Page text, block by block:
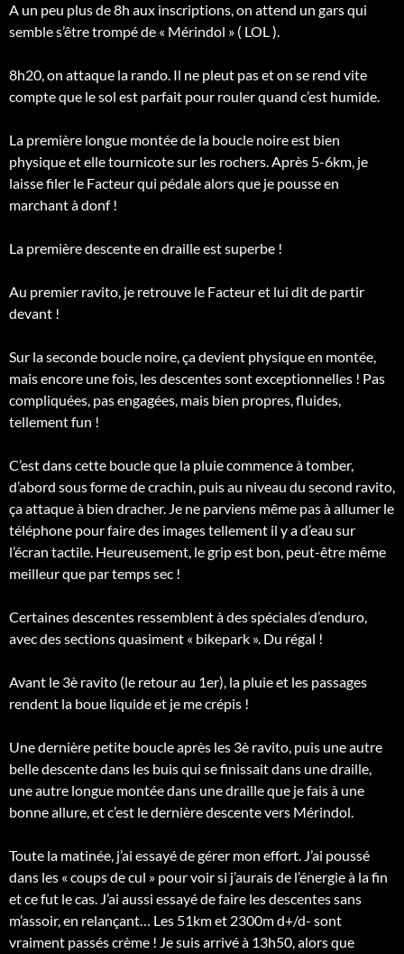
A un peu plus de 8h aux inscriptions, on attend un gars qui
semble s’être trompé de « Mérindol » ( LOL ).
8h20, on attaque la rando. Il ne pleut pas et on se rend vite
compte que le sol est parfait pour rouler quand c’est humide.
La première longue montée de la boucle noire est bien
physique et elle tournicote sur les rochers. Après 5-6km, je
laisse filer le Facteur qui pédale alors que je pousse en
marchant à donf !
La première descente en draille est superbe !
Au premier ravito, je retrouve le Facteur et lui dit de partir
devant !
Sur la seconde boucle noire, ça devient physique en montée,
mais encore une fois, les descentes sont exceptionnelles ! Pas
compliquées, pas engagées, mais bien propres, fluides,
tellement fun !
C’est dans cette boucle que la pluie commence à tomber,
d’abord sous forme de crachin, puis au niveau du second ravito,
ça attaque à bien dracher. Je ne parviens même pas à allumer le
téléphone pour faire des images tellement il y a d’eau sur
l’écran tactile. Heureusement, le grip est bon, peut-être même
meilleur que par temps sec !
Certaines descentes ressemblent à des spéciales d’enduro,
avec des sections quasiment « bikepark ». Du régal !
Avant le 3è ravito (le retour au 1er), la pluie et les passages
rendent la boue liquide et je me crépis !
Une dernière petite boucle après les 3è ravito, puis une autre
belle descente dans les buis qui se finissait dans une draille,
une autre longue montée dans une draille que je fais à une
bonne allure, et c’est le dernière descente vers Mérindol.
Toute la matinée, j’ai essayé de gérer mon effort. J’ai poussé
dans les « coups de cul » pour voir si j’aurais de l’énergie à la fin
et ce fut le cas. J’ai aussi essayé de faire les descentes sans
m’assoir, en relançant… Les 51km et 2300m d+/d- sont
vraiment passés crème ! Je suis arrivé à 13h50, alors que